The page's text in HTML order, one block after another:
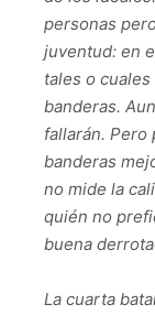
personas
juventud: en
tales o
banderas.
fallarán. Pero
banderas
no mide la
quién no
buena
La cuarta